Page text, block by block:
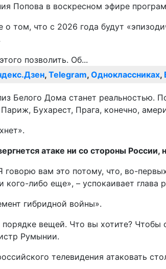
Попова в воскресном эфире
том, что с 2026 года будут
, Telegram, Одноклассниках,
Белого Дома станет реальностью.
Бухарест, Прага, конечно,
атаке ни со стороны
вам это потому, что, во-
либо еще», – успокаивает глава
гибридной войны».
вещей. Что вы хотите?
Румынии.
телевидения атаковать